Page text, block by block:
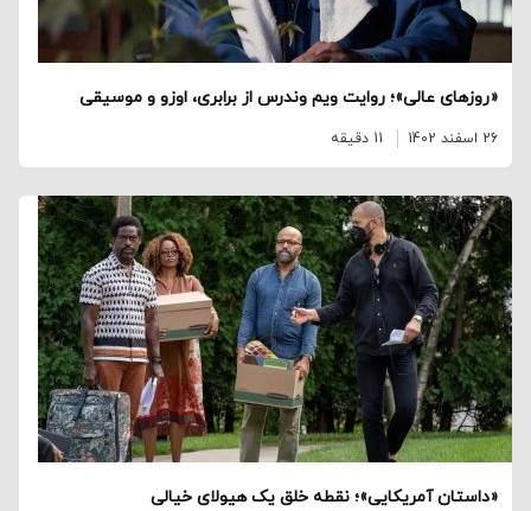
«روزهای عالی»؛ روایت ویم وندرس از برابری، اوزو و موسیقی
26 اسفند 1402 11 دقیقه
«داستان آمریکایی»؛ نقطه خلق یک هیولای خیالی